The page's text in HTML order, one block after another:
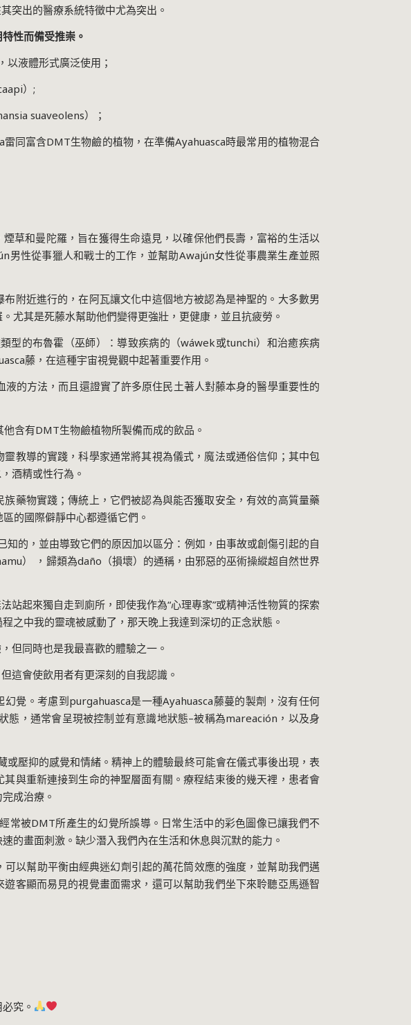
突出的醫療系統特徵中尤為突出。
性而備受推崇。
以液體形式廣泛使用；
） ;
suaveolens）；
雷同富含DMT生物鹼的植物，在準備Ayahuasca時最常用的植物混合
煙草和曼陀羅，旨在獲得生命遠見，以確保他們長壽，富裕的生活以
男性從事獵人和戰士的工作，並幫助Awajún女性從事農業生產並照
附近進行的，在阿瓦讓文化中這個地方被認為是神聖的。大多數男
尤其是死藤水幫助他們變得更強壯，更健康，並且抗疲勞。
型的布魯霍（巫師）：導致疾病的（wáwek或tunchi）和治癒疾病
藤，在這種宇宙視覺觀中起著重要作用。
液的方法，而且還證實了許多原住民土著人對藤本身的醫學重要性的
他含有DMT生物鹼植物所製備而成的飲品。
教導的實踐，科學家通常將其視為儀式，魔法或通俗信仰；其中包
酒精或性行為。
藥物實踐；傳統上，它們被認為與能否獲取安全，有效的高質量藥
的國際僻靜中心都遵循它們。
知的，並由導致它們的原因加以區分：例如，由事故或創傷引起的自
） ，歸類為daño （損壞）的通稱，由邪惡的巫術操縱超自然世界
站起來獨自走到廁所，即使我作為“心理專家”或精神活性物質的探索
之中我的靈魂被感動了，那天晚上我達到深切的正念狀態。
但同時也是我最喜歡的體驗之一。
這會使飲用者有更深刻的自我認識。
幻覺。考慮到purgahuasca是一種Ayahuasca藤蔓的製劑，沒有任何
態，通常會呈現被控制並有意識地狀態–被稱為mareación ，以及身
或壓抑的感覺和情緒。精神上的體驗最終可能會在儀式事後出現，表
與重新連接到生命的神聖層面有關。療程結束後的幾天裡，患者會
成治療。
常被DMT所產生的幻覺所誤導。日常生活中的彩色圖像已讓我們不
的畫面刺激。缺少潛入我們內在生活和休息與沉默的能力。
以幫助平衡由經典迷幻劑引起的萬花筒效應的強度，並幫助我們邁
客顯而易見的視覺畫面需求，還可以幫助我們坐下來聆聽亞馬遜智
究。